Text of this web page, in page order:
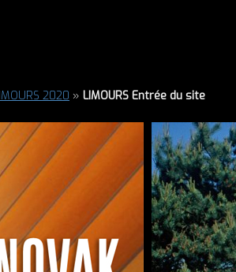
2020 » LIMOURS Entrée du site